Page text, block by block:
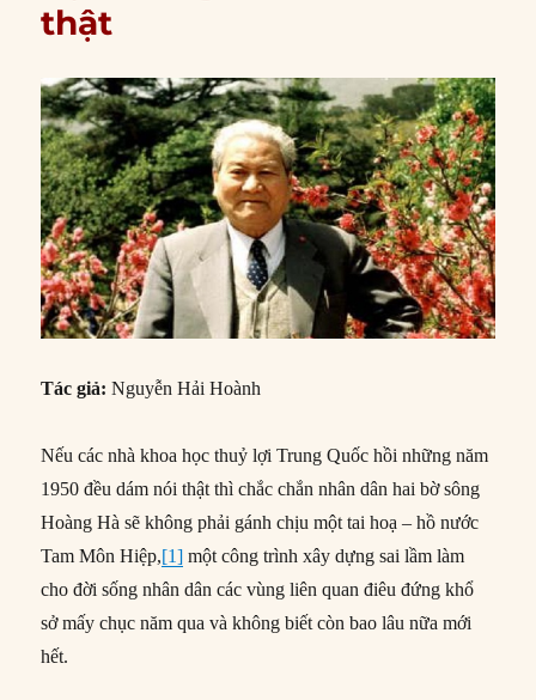
thật
Tác giả:Nguyễn Hải Hoành
Nếu các nhà khoa học thuỷ lợi Trung Quốc hồi những năm
1950 đều dám nói thật thì chắc chắn nhân dân hai bờ sông
Hoàng Hà sẽ không phải gánh chịu một tai hoạ – hồ nước
Tam Môn Hiệp,[1] một công trình xây dựng sai lầm làm
cho đời sống nhân dân các vùng liên quan điêu đứng khổ
sở mấy chục năm qua và không biết còn bao lâu nữa mới
hết.